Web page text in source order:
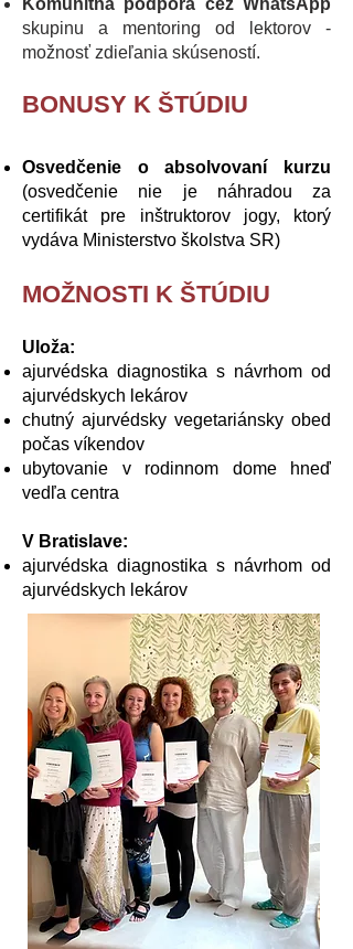
Komunitná podpora cez WhatsApp
skupinu a mentoring od lektorov -
možnosť zdieľania skúseností.
BONUSY K ŠTÚDIU
Osvedčenie o absolvovaní kurzu
(osvedčenie nie je náhradou za
certifikát pre inštruktorov jogy, ktorý
vydáva Ministerstvo školstva SR)
MOŽNOSTI K ŠTÚDIU
Uloža:
ajurvédska diagnostika s návrhom od
ajurvédskych lekárov
chutný ajurvédsky vegetariánsky obed
počas víkendov
ubytovanie v rodinnom dome hneď
vedľa centra
V Bratislave:
ajurvédska diagnostika s návrhom od
ajurvédskych lekárov